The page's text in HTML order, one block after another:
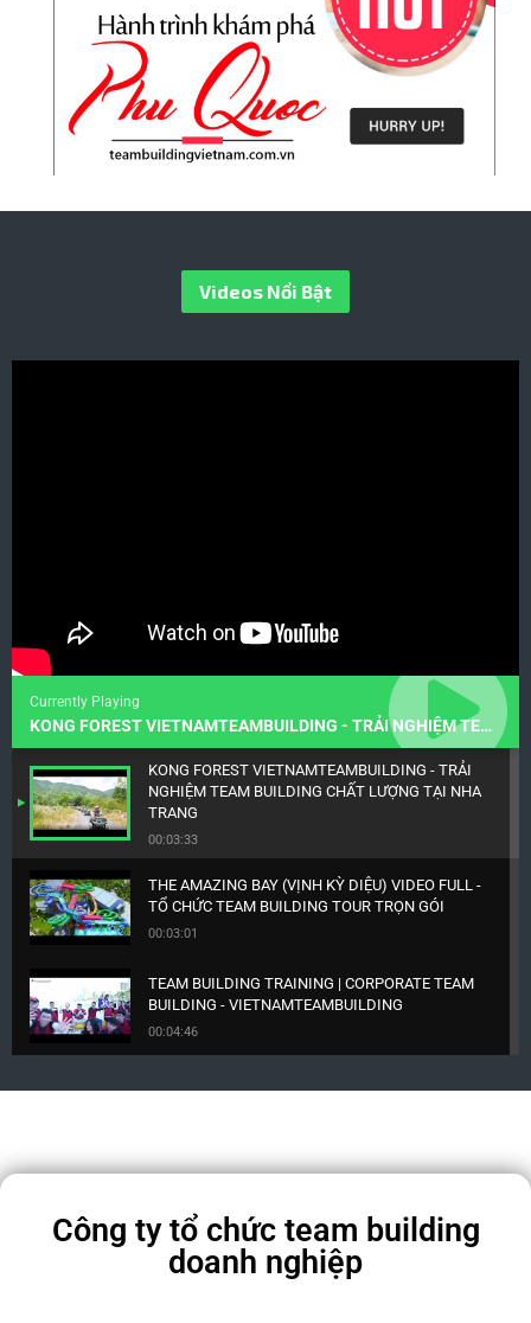
Videos Nổi Bật
Currently Playing
KONG FOREST VIETNAMTEAMBUILDING - TRẢI NGHIỆM TEAM BUILDING CHẤT LƯỢNG TẠI NHA TRANG
KONG FOREST VIETNAMTEAMBUILDING - TRẢI
NGHIỆM TEAM BUILDING CHẤT LƯỢNG TẠI NHA
TRANG
00:03:33
THE AMAZING BAY (VỊNH KỲ DIỆU) VIDEO FULL -
TỔ CHỨC TEAM BUILDING TOUR TRỌN GÓI
00:03:01
TEAM BUILDING TRAINING | CORPORATE TEAM
BUILDING - VIETNAMTEAMBUILDING
00:04:46
00:08:45
Công ty tổ chức team building
doanh nghiệp